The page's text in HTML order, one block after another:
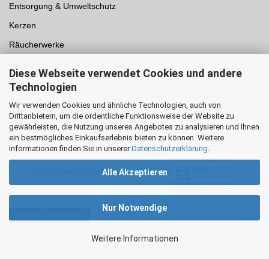
Diese Webseite verwendet Cookies und andere
Technologien
Wir verwenden Cookies und ähnliche Technologien, auch von
Drittanbietern, um die ordentliche Funktionsweise der Website zu
gewährleisten, die Nutzung unseres Angebotes zu analysieren und Ihnen
ein bestmögliches Einkaufserlebnis bieten zu können. Weitere
Informationen finden Sie in unsererDatenschutzerklärung
Alle Akzeptieren
Nur Notwendige
Weitere Informationen
Entsorgung & Umweltschutz
Kerzen
Räucherwerke
Einwegpfand
Auszeichnungen /Sicherheit